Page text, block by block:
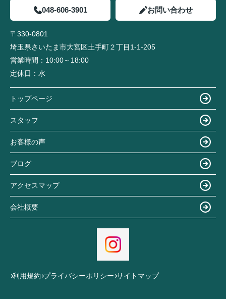
048-606-3901 お問い合わせ
〒330-0801
埼玉県さいたま市大宮区土手町２丁目1-1-205
営業時間： 10:00～18:00
定休日： 水
トップページ
スタッフ
お客様の声
ブログ
アクセスマップ
会社概要
利用規約 プライバシーポリシー サイトマップ